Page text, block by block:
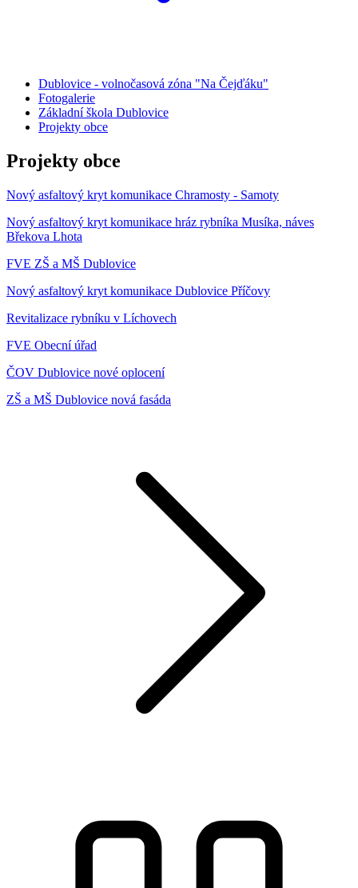
Dublovice - volnočasová zóna "Na Čejďáku"
Fotogalerie
Základní škola Dublovice
Projekty obce
Projekty obce
Nový asfaltový kryt komunikace Chramosty - Samoty
Nový asfaltový kryt komunikace hráz rybníka Musíka, náves
Břekova Lhota
FVE ZŠ a MŠ Dublovice
Nový asfaltový kryt komunikace Dublovice Příčovy
Revitalizace rybníku v Líchovech
FVE Obecní úřad
ČOV Dublovice nové oplocení
ZŠ a MŠ Dublovice nová fasáda